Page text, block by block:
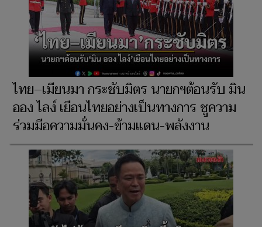
ไทย–เมียนมา กระชับมิตร นายกฯต้อนรับ มิน
ออง ไลง์ เยือนไทยอย่างเป็นทางการ ชูความ
ร่วมมือความมั่นคง-ข้ามแดน-พลังงาน